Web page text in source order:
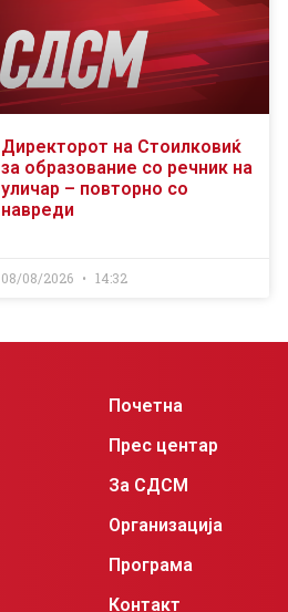
Директорот на Стоилковиќ
за образование со речник на
уличар – повторно со
навреди
08/08/2026 14:32
Почетна
Прес центар
За СДСМ
Организација
Програма
Контакт